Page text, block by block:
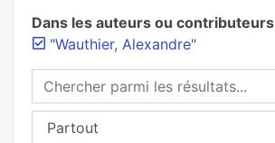
Dans les auteurs ou contributeurs
"Wauthier, Alexandre"
Chercher parmi les résultats...
Chercher dans...